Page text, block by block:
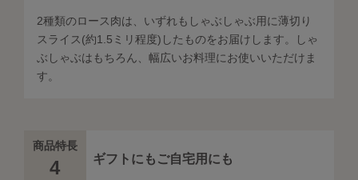
2種類のロース肉は、いずれもしゃぶしゃぶ用に薄切り
スライス(約1.5ミリ程度)したものをお届けします。しゃ
ぶしゃぶはもちろん、幅広いお料理にお使いいただけま
す。
商品特長
4 ギフトにもご自宅用にも